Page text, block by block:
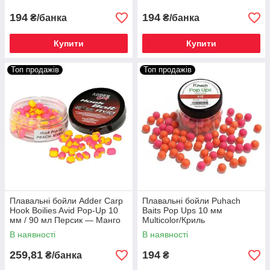
194 ₴/банка
Купити
194 ₴/банка
Купити
Топ продажів
Плавальні бойли Adder Carp
Hook Boilies Avid Pop-Up 10
мм / 90 мл Персик — Манго
В наявності
259,81 ₴/банка
Топ продажів
Плавальні бойли Puhach
Baits Pop Ups 10 мм
Multicolor/Криль
В наявності
194 ₴